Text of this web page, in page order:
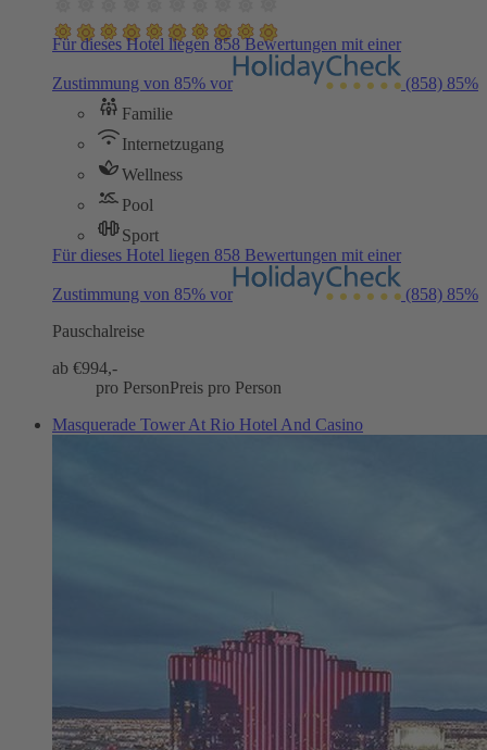
Für dieses Hotel liegen 858 Bewertungen mit einer
Zustimmung von 85% vor (858) 85%
Familie
Internetzugang
Wellness
Pool
Sport
Für dieses Hotel liegen 858 Bewertungen mit einer
Zustimmung von 85% vor (858) 85%
Pauschalreise
ab €994,-
pro PersonPreis pro Person
Masquerade Tower At Rio Hotel And Casino